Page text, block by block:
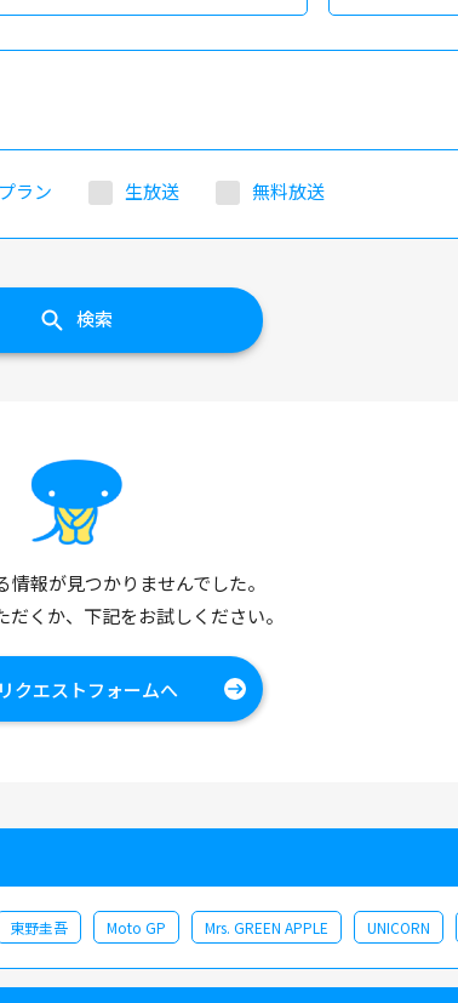
ラン 生放送 無料放送
検索
情報が見つかりませんでした。
だくか、下記をお試しください。
クエストフォームへ
東野圭吾 Moto GP Mrs. GREEN APPLE UNICORN